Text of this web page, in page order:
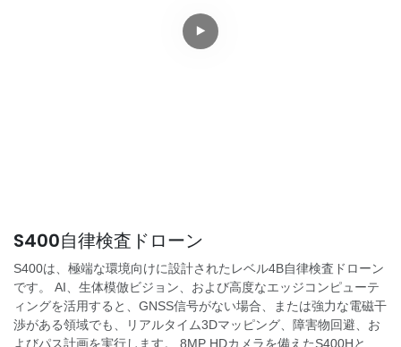
S400自律検査ドローン
S400は、極端な環境向けに設計されたレベル4B自律検査ドローン
です。 AI、生体模倣ビジョン、および高度なエッジコンピューテ
ィングを活用すると、GNSS信号がない場合、または強力な電磁干
渉がある領域でも、リアルタイム3Dマッピング、障害物回避、お
よびパス計画を実行します。 8MP HDカメラを備えたS400Hと